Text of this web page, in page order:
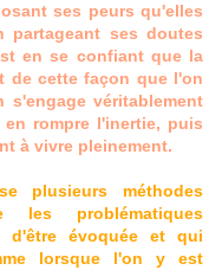
ses peurs qu'elles
partageant ses doutes
en se confiant que la
de cette façon que l'on
véritablement
rompre l'inertie, puis
à vivre pleinement.
plusieurs méthodes
les problématiques
d'être évoquée et qui
lorsque l'on y est